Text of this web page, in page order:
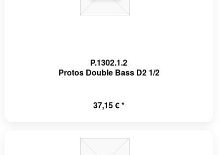
P.1302.1.2
Protos Double Bass D2 1/2
37,15 € *